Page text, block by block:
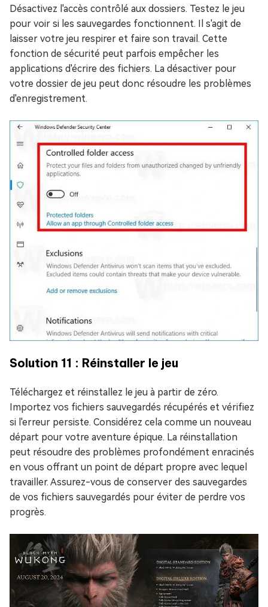
Désactivez l'accès contrôlé aux dossiers. Testez le jeu
pour voir si les sauvegardes fonctionnent. Il s'agit de
laisser votre jeu respirer et faire son travail. Cette
fonction de sécurité peut parfois empêcher les
applications d'écrire des fichiers. La désactiver pour
votre dossier de jeu peut donc résoudre les problèmes
d'enregistrement.
Solution 11 : Réinstaller le jeu
Téléchargez et réinstallez le jeu à partir de zéro.
Importez vos fichiers sauvegardés récupérés et vérifiez
si l'erreur persiste. Considérez cela comme un nouveau
départ pour votre aventure épique. La réinstallation
peut résoudre des problèmes profondément enracinés
en vous offrant un point de départ propre avec lequel
travailler. Assurez-vous de conserver des sauvegardes
de vos fichiers sauvegardés pour éviter de perdre vos
progrès.